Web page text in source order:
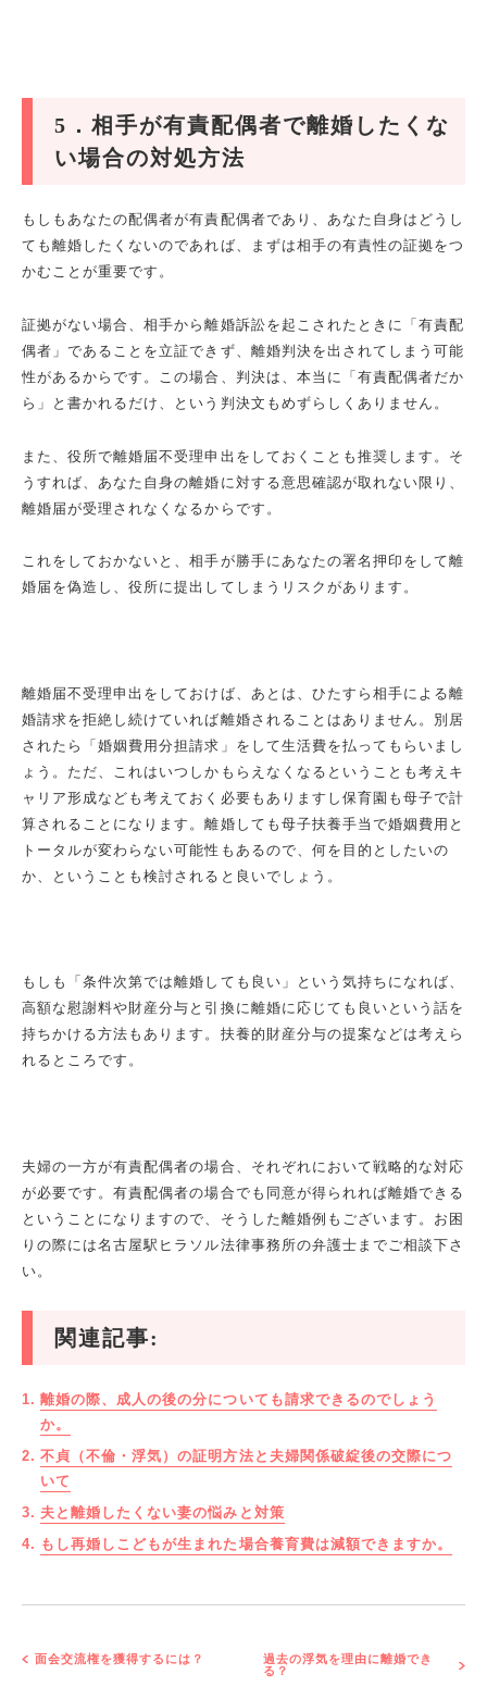
5 ．相手が有責配偶者で離婚したくな
い場合の対処方法
もしもあなたの配偶者が有責配偶者であり、あなた自身はどうし
ても離婚したくないのであれば、まずは相手の有責性の証拠をつ
かむことが重要です。
証拠がない場合、相手から離婚訴訟を起こされたときに「有責配
偶者」であることを立証できず、離婚判決を出されてしまう可能
性があるからです。この場合、判決は、本当に「有責配偶者だか
ら」と書かれるだけ、という判決文もめずらしくありません。
また、役所で離婚届不受理申出をしておくことも推奨します。そ
うすれば、あなた自身の離婚に対する意思確認が取れない限り、
離婚届が受理されなくなるからです。
これをしておかないと、相手が勝手にあなたの署名押印をして離
婚届を偽造し、役所に提出してしまうリスクがあります。
離婚届不受理申出をしておけば、あとは、ひたすら相手による離
婚請求を拒絶し続けていれば離婚されることはありません。別居
されたら「婚姻費用分担請求」をして生活費を払ってもらいまし
ょう。ただ、これはいつしかもらえなくなるということも考えキ
ャリア形成なども考えておく必要もありますし保育園も母子で計
算されることになります。離婚しても母子扶養手当で婚姻費用と
トータルが変わらない可能性もあるので、何を目的としたいの
か、ということも検討されると良いでしょう。
もしも「条件次第では離婚しても良い」という気持ちになれば、
高額な慰謝料や財産分与と引換に離婚に応じても良いという話を
持ちかける方法もあります。扶養的財産分与の提案などは考えら
れるところです。
夫婦の一方が有責配偶者の場合、それぞれにおいて戦略的な対応
が必要です。有責配偶者の場合でも同意が得られれば離婚できる
ということになりますので、そうした離婚例もございます。お困
りの際には名古屋駅ヒラソル法律事務所の弁護士までご相談下さ
い。
関連記事:
離婚の際、成人の後の分についても請求できるのでしょう
か。
不貞（不倫・浮気）の証明方法と夫婦関係破綻後の交際につ
いて
夫と離婚したくない妻の悩みと対策
もし再婚しこどもが生まれた場合養育費は減額できますか。
面会交流権を獲得するには？
過去の浮気を理由に離婚でき
る？